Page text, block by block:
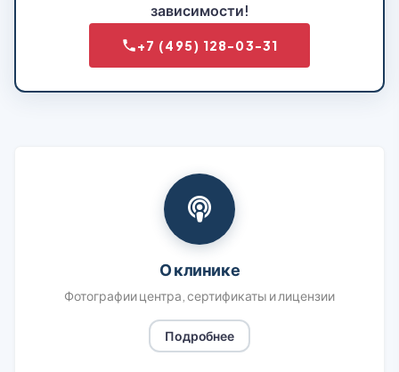
зависимости!
+7 (495) 128-03-31
О клинике
Фотографии центра, сертификаты и лицензии
Подробнее